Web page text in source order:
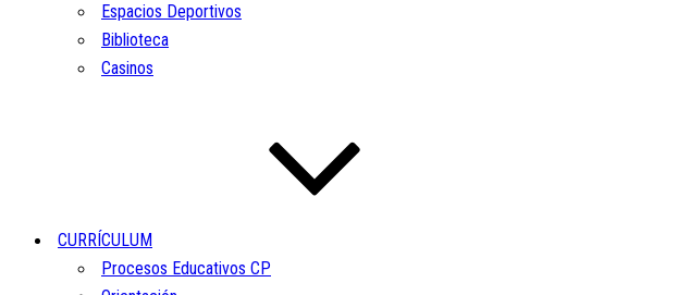
Espacios Deportivos
Biblioteca
Casinos
CURRÍCULUM
Procesos Educativos CP